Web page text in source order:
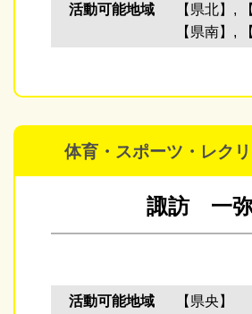
活動可能地域
【県北】,
【県南】,
体育・スポーツ・レク
諏訪 一
活動可能地域 【県央】